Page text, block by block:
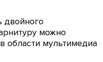
двойного
можно
области мультимедиа